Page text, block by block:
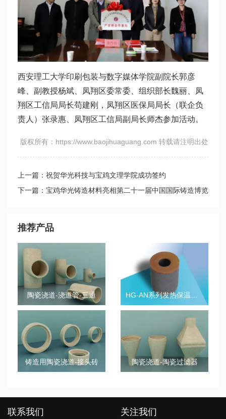
西安理工大学印刷包装与数字媒体学院副院长郭彦
峰、副教授杨斌、凤翔区委常委、组织部长魏丽、凤
翔区工信局局长苟建刚，凤翔区医保局局长（联企负
责人）张录惠、凤翔区工信局副局长师杰参加活动。
版权所有：https://www.baojihuaguang.com 转载请注明出处
上一篇：祝贺华光科技与宝鸡文理学院成功签约
下一篇：宝鸡华光铸造材料亮相第二十一届中国国际铸造博览
推荐产品
陶瓷浇道-浇道管-三通
铸造用陶瓷浇道-接头砖 陶瓷浇道-陶瓷过滤器
联系我们 关注我们